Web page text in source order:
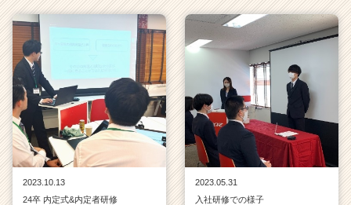
2023.10.13
24卒 内定式&内定者研修
2023.05.31
入社研修での様子